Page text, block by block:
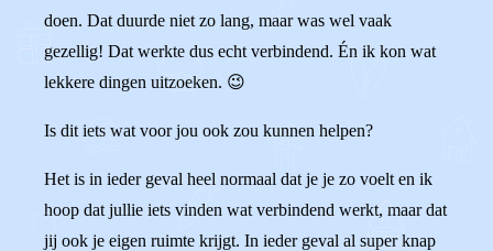
doen. Dat duurde niet zo lang, maar was wel vaak
gezellig! Dat werkte dus echt verbindend. Én ik kon wat
lekkere dingen uitzoeken. 😉
Is dit iets wat voor jou ook zou kunnen helpen?
Het is in ieder geval heel normaal dat je je zo voelt en ik
hoop dat jullie iets vinden wat verbindend werkt, maar dat
jij ook je eigen ruimte krijgt. In ieder geval al super knap